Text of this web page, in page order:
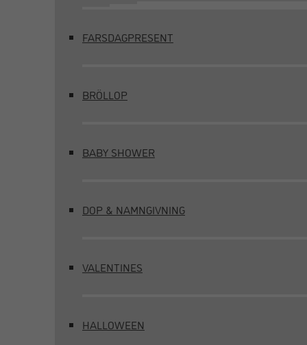
FARSDAGPRESENT
BRÖLLOP
BABY SHOWER
DOP & NAMNGIVNING
VALENTINES
HALLOWEEN